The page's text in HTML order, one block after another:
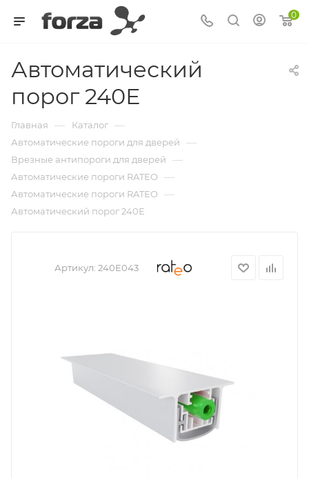
0
Автоматический
порог 240Е
Главная — Каталог —
Автоматические пороги для дверей —
Врезные антипороги для дверей —
Автоматические пороги RATEO —
Автоматические пороги RATEO —
Автоматический порог 240Е
Артикул: 240E043